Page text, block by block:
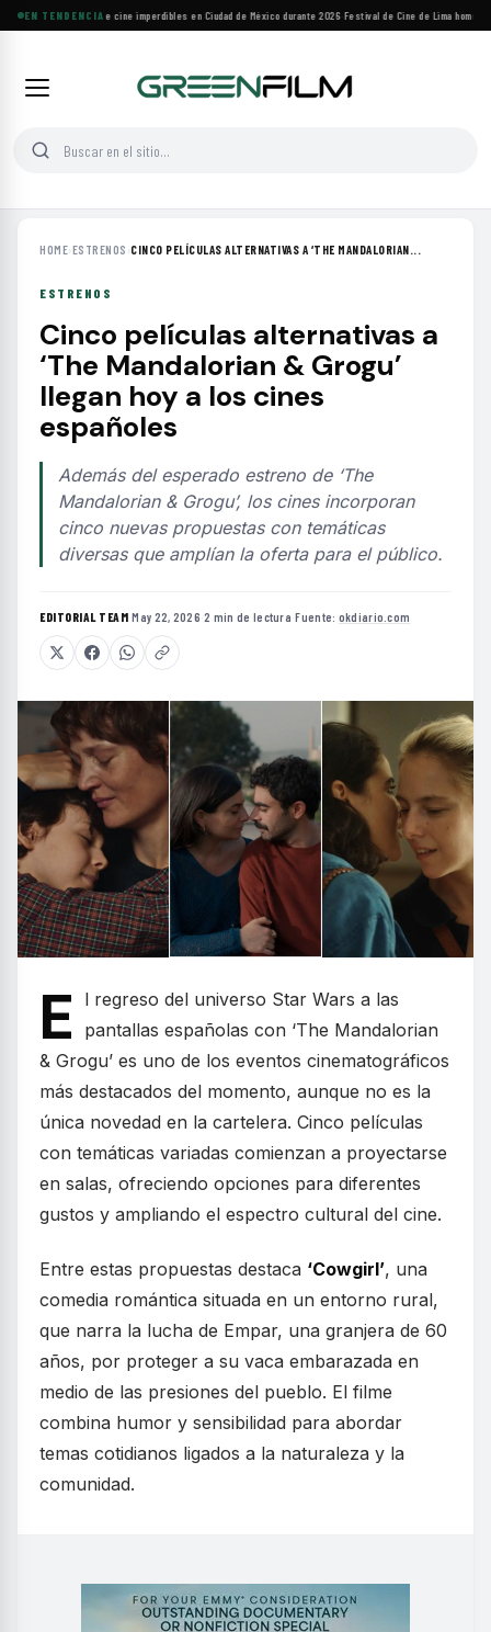
EN TENDENCIA
Cuatro festivales de cine imperdibles en Ciudad de México durante 2026·Festival de Cine de Lima
HOME›ESTRENOS ›CINCO PELÍCULAS ALTERNATIVAS A ‘THE MANDALORIAN...
ESTRENOS
Cinco películas alternativas a
‘The Mandalorian & Grogu’
llegan hoy a los cines
españoles
Además del esperado estreno de ‘The
Mandalorian & Grogu’, los cines incorporan
cinco nuevas propuestas con temáticas
diversas que amplían la oferta para el público.
EDITORIAL TEAM·May 22, 2026·2 min de lectura·Fuente: okdiario.com
E
l regreso del universo Star Wars a las
pantallas españolas con ‘The Mandalorian
& Grogu’ es uno de los eventos cinematográficos
más destacados del momento, aunque no es la
única novedad en la cartelera. Cinco películas
con temáticas variadas comienzan a proyectarse
en salas, ofreciendo opciones para diferentes
gustos y ampliando el espectro cultural del cine.
Entre estas propuestas destaca ‘Cowgirl’, una
comedia romántica situada en un entorno rural,
que narra la lucha de Empar, una granjera de 60
años, por proteger a su vaca embarazada en
medio de las presiones del pueblo. El filme
combina humor y sensibilidad para abordar
temas cotidianos ligados a la naturaleza y la
comunidad.